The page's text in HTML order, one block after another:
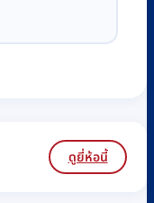
ดูยี่ห้อนี้